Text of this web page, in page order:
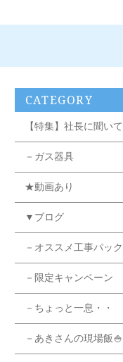
CATEGORY
【特集】社長に聞い
－ガス器具
★動画あり
▼ブログ
－オススメ工事パック
－限定キャンペーン
－ちょっと一息・・
－あきさんの現場飯🍚